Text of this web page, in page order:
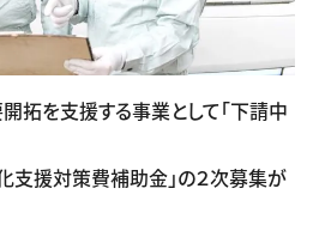
拓を支援する事業として「下請中
支援対策費補助金」の２次募集が